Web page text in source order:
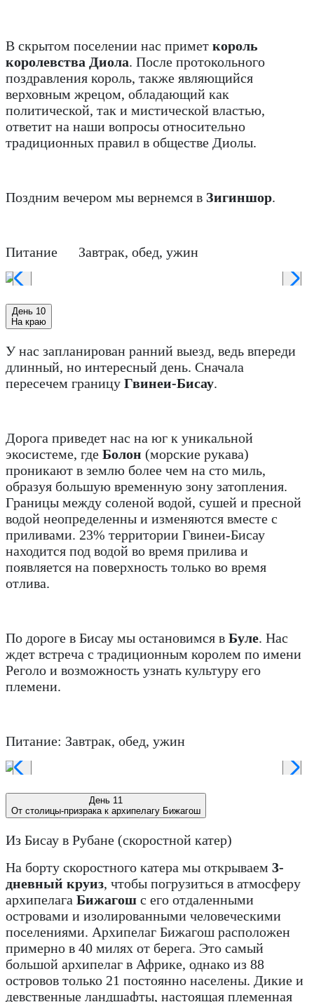
В скрытом поселении нас примет король
королевства Диола. После протокольного
поздравления король, также являющийся
верховным жрецом, обладающий как
политической, так и мистической властью,
ответит на наши вопросы относительно
традиционных правил в обществе Диолы.
Поздним вечером мы вернемся в Зигиншор.
Питание Завтрак, обед, ужин
День 10
На краю
У нас запланирован ранний выезд, ведь впереди
длинный, но интересный день. Сначала
пересечем границу Гвинеи-Бисау.
Дорога приведет нас на юг к уникальной
экосистеме, где Болон (морские рукава)
проникают в землю более чем на сто миль,
образуя большую временную зону затопления.
Границы между соленой водой, сушей и пресной
водой неопределенны и изменяются вместе с
приливами. 23% территории Гвинеи-Бисау
находится под водой во время прилива и
появляется на поверхность только во время
отлива.
По дороге в Бисау мы остановимся в Буле. Нас
ждет встреча с традиционным королем по имени
Реголо и возможность узнать культуру его
племени.
Питание: Завтрак, обед, ужин
День 11
От столицы-призрака к архипелагу Бижагош
Из Бисау в Рубане (скоростной катер)
На борту скоростного катера мы открываем 3-
дневный круиз, чтобы погрузиться в атмосферу
архипелага Бижагош с его отдаленными
островами и изолированными человеческими
поселениями. Архипелаг Бижагош расположен
примерно в 40 милях от берега. Это самый
большой архипелаг в Африке, однако из 88
островов только 21 постоянно населены. Дикие и
девственные ландшафты, настоящая племенная